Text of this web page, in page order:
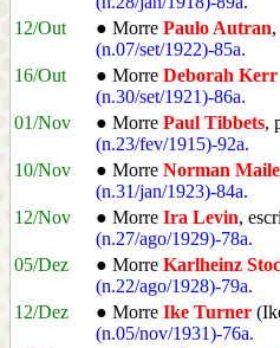
12/Out
● Morre Paulo Autran
(n.07/set/1922)-85a.
16/Out
● Morre Deborah Kerr
(n.30/set/1921)-86a.
01/Nov
● Morre Paul Tibbets,
(n.23/fev/1915)-92a.
10/Nov
● Morre Norman
(n.31/jan/1923)-84a.
12/Nov
● Morre Ira Levin,
(n.27/ago/1929)-78a.
05/Dez
● Morre Karlheinz
(n.22/ago/1928)-79a.
12/Dez
● Morre Ike Turner
(n.05/nov/1931)-76a.